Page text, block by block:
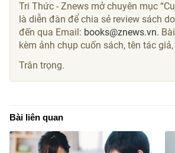
Tri Thức - Znews mở chuyên mục
là diễn đàn để chia sẻ review sách
đến qua Email: books@znews.vn.
kèm ảnh chụp cuốn sách, tên tác
Trân trọng.
Bài liên quan